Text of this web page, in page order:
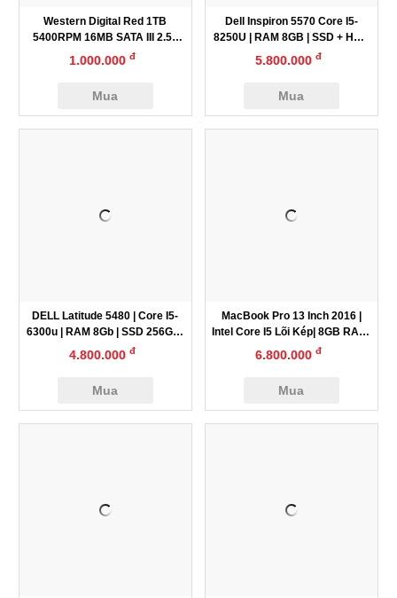
Western Digital Red 1TB
5400RPM 16MB SATA III 2.5''
WD10JFCX NASware 3.0
1.000.000 đ
Mua
Dell Inspiron 5570 Core I5-
8250U | RAM 8GB | SSD + HDD
| VGA Radeon R7 M460 | 15.6″
FHD
5.800.000 đ
Mua
DELL Latitude 5480 | Core I5-
6300u | RAM 8Gb | SSD 256Gb |
4.800.000 đ
Mua
MacBook Pro 13 Inch 2016 |
Intel Core I5 Lõi Kép| 8GB RAM|
256GB SSD
6.800.000 đ
Mua